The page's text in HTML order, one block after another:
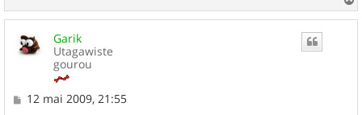
a
Garik
Utagawiste
gourou
M12 mai 2009, 21:55